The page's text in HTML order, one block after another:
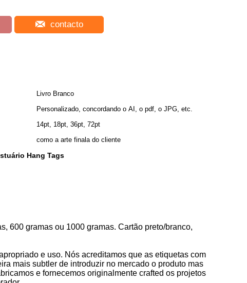
contacto
Livro Branco
Personalizado, concordando o AI, o pdf, o JPG, etc.
14pt, 18pt, 36pt, 72pt
como a arte finala do cliente
Hang Tags
600 gramas ou 1000 gramas. Cartão preto/branco,
e uso. Nós acreditamos que as etiquetas com
mais subtler de introduzir no mercado o produto mas
e fornecemos originalmente crafted os projetos